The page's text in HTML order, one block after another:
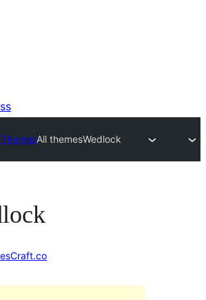
ThemesAll themesWedlock